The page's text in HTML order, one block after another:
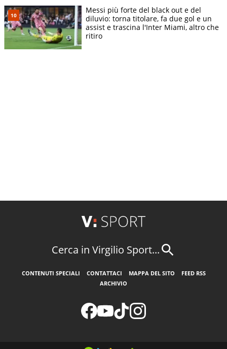
Messi più forte del black out e del
diluvio: torna titolare, fa due gol e un
assist e trascina l'Inter Miami, altro che
ritiro
Cerca in Virgilio Sport...
CONTENUTI SPECIALI CONTATTACI MAPPA DEL SITO
FEED RSS
ARCHIVIO